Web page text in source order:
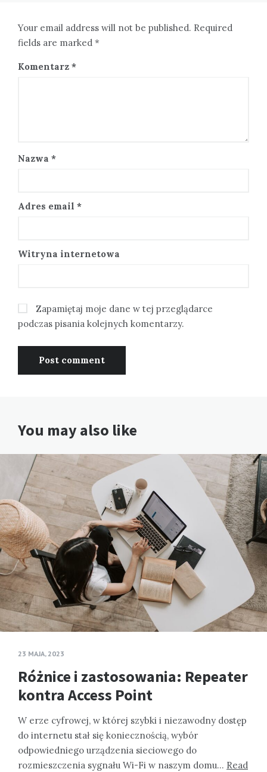
Your email address will not be published. Required
fields are marked *
Komentarz *
Nazwa *
Adres email *
Witryna internetowa
Zapamiętaj moje dane w tej przeglądarce
podczas pisania kolejnych komentarzy.
You may also like
23 MAJA, 2023
Różnice i zastosowania: Repeater
kontra Access Point
W erze cyfrowej, w której szybki i niezawodny dostęp
do internetu stał się koniecznością, wybór
odpowiedniego urządzenia sieciowego do
rozmieszczenia sygnału Wi-Fi w naszym domu… Read